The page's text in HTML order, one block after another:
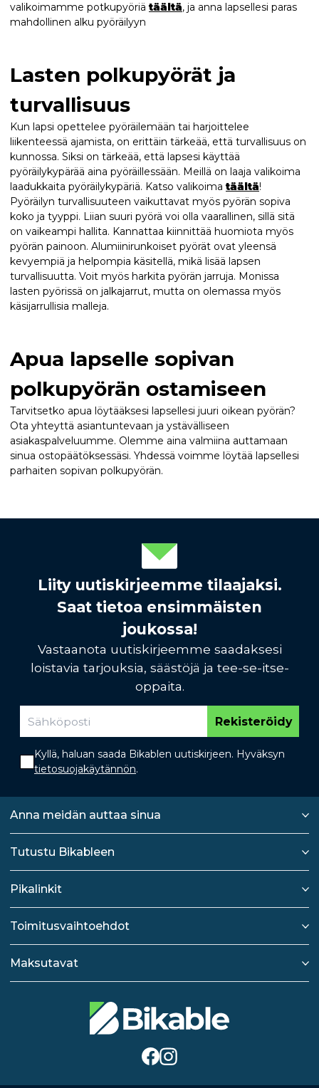
valikoimamme potkupyöriä täältä, ja anna lapsellesi paras
mahdollinen alku pyöräilyyn
Lasten polkupyörät ja
turvallisuus
Kun lapsi opettelee pyöräilemään tai harjoittelee
liikenteessä ajamista, on erittäin tärkeää, että turvallisuus on
kunnossa. Siksi on tärkeää, että lapsesi käyttää
pyöräilykypärää aina pyöräillessään. Meillä on laaja valikoima
laadukkaita pyöräilykypäriä. Katso valikoima täältä!
Pyöräilyn turvallisuuteen vaikuttavat myös pyörän sopiva
koko ja tyyppi. Liian suuri pyörä voi olla vaarallinen, sillä sitä
on vaikeampi hallita. Kannattaa kiinnittää huomiota myös
pyörän painoon. Alumiinirunkoiset pyörät ovat yleensä
kevyempiä ja helpompia käsitellä, mikä lisää lapsen
turvallisuutta. Voit myös harkita pyörän jarruja. Monissa
lasten pyörissä on jalkajarrut, mutta on olemassa myös
käsijarrullisia malleja.
Apua lapselle sopivan
polkupyörän ostamiseen
Tarvitsetko apua löytääksesi lapsellesi juuri oikean pyörän?
Ota yhteyttä asiantuntevaan ja ystävälliseen
asiakaspalveluumme. Olemme aina valmiina auttamaan
sinua ostopäätöksessäsi. Yhdessä voimme löytää lapsellesi
parhaiten sopivan polkupyörän.
Liity uutiskirjeemme tilaajaksi.
Saat tietoa ensimmäisten
joukossa!
Vastaanota uutiskirjeemme saadaksesi
loistavia tarjouksia, säästöjä ja tee-se-itse-
oppaita.
Rekisteröidy
Kyllä, haluan saada Bikablen uutiskirjeen. Hyväksyn
tietosuojakäytännön.
Anna meidän auttaa sinua
Tutustu Bikableen
Pikalinkit
Toimitusvaihtoehdot
Maksutavat